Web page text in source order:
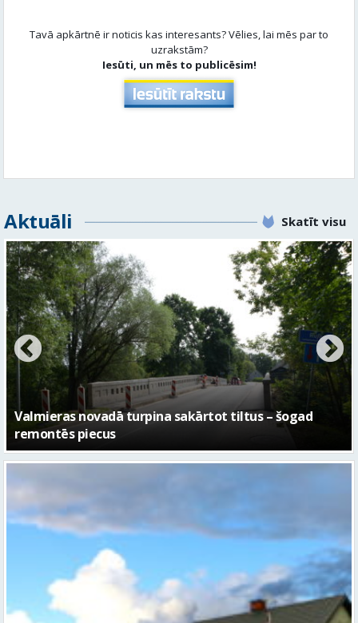
Tavā apkārtnē ir noticis kas interesants? Vēlies, lai mēs par to
uzrakstām?
Iesūti, un mēs to publicēsim!
Aktuāli Skatīt visu
No pagaidu teātra līdz laikmetīgās kultūras centram
– kā attīstīsies “Kurtuve”